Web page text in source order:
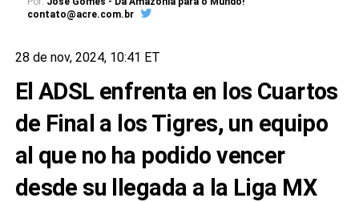
contato@acre.com.br
28 de nov, 2024, 10:41 ET
El ADSL enfrenta en los Cuartos
de Final a los Tigres, un equipo
al que no ha podido vencer
desde su llegada a la Liga MX